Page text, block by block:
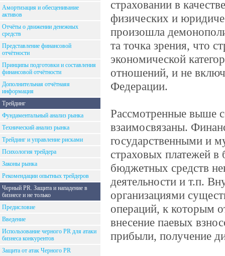
Амортизация и обесценивание
активов
Отчёты о движении денежных
средств
Представление финансовой
отчётности
Принципы подготовки и составления
финансовой отчётности
Дополнительная отчётнаяя
информация
Трейдинг
Фундаментальный анализ рынка
Технический анализ рынка
Трейдинг и управление рисками
Психология трейдера
Законы рынка
Рекомендации опытных трейдеров
Черный PR. Защита и нападение в
бизнесе и не только
Предисловие
Введение
Использование черного PR для атаки
бизнеса конкурентов
Защита от атак Черного PR
страховании в
физических и
произошла
та точка зрения, что
экономической
отношений, и не
Федерации.
Рассмотренные выше
взаимосвязаны.
государственными и
страховых платежей
бюджетных средств
деятельности и т.п.
организациями
операций, к которым
внесение паевых
прибыли, получение